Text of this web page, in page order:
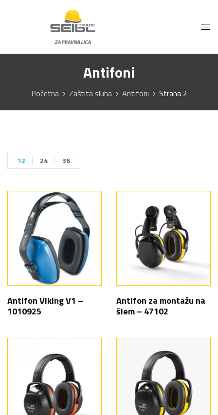
Antifoni
Početna Zaštita sluha Antifoni Strana 2
12 24 36
Antifon Viking V1 –
1010925
Antifon za montažu na
šlem – 47102